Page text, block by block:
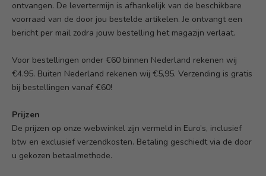
ontvangen. De levertermijn is afhankelijk van de beschikbare
voorraad van de door jou bestelde artikelen. Je ontvangt een
bericht per mail zodra jouw bestelling het magazijn verlaat.
Voor bestellingen onder €60 binnen Nederland rekenen wij
€4.95. Buiten Nederland rekenen wij €5,95. Verzending is gratis
bij bestellingen vanaf €60!
Prijzen
De prijzen op onze webwinkel zijn vermeld in Euro’s, inclusief
btw en exclusief verzendkosten. Betaling geschiedt via de door
u gekozen betaalmethode.